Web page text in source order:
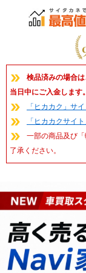
検品済みの場合
当日中にご入金します
「ヒカカク」サ
「ヒカカクサイ
一部の商品及び
了承ください。